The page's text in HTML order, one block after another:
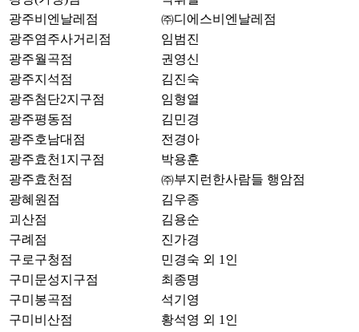
광주비엔날레점
㈜디에스비엔날레점
광주염주사거리점
임범진
광주월곡점
권영신
광주지석점
김진숙
광주첨단2지구점
임형열
광주평동점
김민경
광주호남대점
전경아
광주효천1지구점
박용훈
광주효천점
㈜부지런한사람들 행암점
광혜원점
김우종
괴산점
김용순
구례점
진가경
구로구청점
민경숙 외 1인
구미문성지구점
최종명
구미봉곡점
석기영
구미비산점
황석영 외 1인